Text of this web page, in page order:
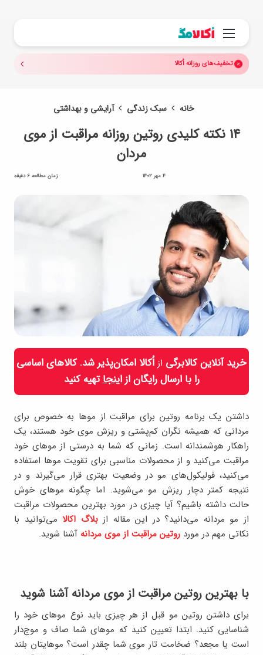
منو
تخفیف‌های روزانه اُکالا
خانه سبک زندگی آرایشی و بهداشتی
۱۴ نکته کلیدی روتین روزانه مراقبت از موی
مردان
4 مهر 1402 زمان مطالعه 6 دقیقه
خرید آنلاین کالابرگی از اُکالا امکان‌پذیر شد. کالاهای اساسی
را با ارسال رایگان ازاینجاتهیه کنید
داشتن یک برنامه روتین برای مراقبت از موها به خصوص برای
مردانی که همیشه نگران کم‌پشتی و ریزش موی خود هستند، یک
راهکار هوشمندانه است. زمانی که شما به درستی از موهای خود
مراقبت می‌کنید و از محصولات مناسبی برای تقویت موها استفاده
می‌کنید، فولیکول‌های مو در وضعیت بهتری قرار می‌گیرند و در
نتیجه کمتر دچار ریزش مو می‌شوید. اما چگونه موهای خوش
حالت داشته باشیم؟ آیا چیزی در مورد بهترین محصولات مراقبت
از مو مردانه می‌دانید؟ در این مقاله ازبلاگ اکالا می‌توانید با
نکاتی مهم در مورد روتین مراقبت از موی مردانه آشنا شوید.
با بهترین روتین مراقبت از موی مردانه آشنا شوید
برای داشتن روتین مو قبل از هر چیزی باید نوع موهای خود را
شناسایی کنید. ابتدا تعیین کنید که موهای شما صاف و موج‌دار
است یا مجعد؟ ضخامت تار موی شما چقدر است؟ موهایتان بلند